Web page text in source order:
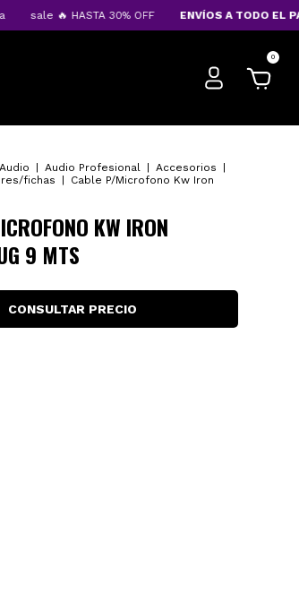
sale 🔥 HASTA 30% OFF ENVÍOS A TODO EL PAÍS
0
Audio Profesional Accesorios
fichas
Cable P/Microfono Kw Iron
KW IRON
9 MTS